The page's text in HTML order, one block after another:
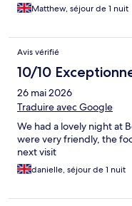
Matthew, séjour de 1 nuit
Avis vérifié
10/10
26 mai 2026
Traduire avec Google
We had a lovely night at
were very friendly, the
next visit
danielle, séjour de 1 nuit